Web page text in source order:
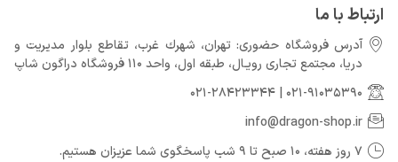
ارتباط با ما
آدرس فروشگاه حضوری: تهران، شهرك غرب، تقاطع بلوار مدیریت و
دريا، مجتمع تجارى رويـال، طبقه اول، واحد 110 فروشگاه دراگون شاپ
021-91035390
021-28423344
info@dragon-shop.ir
7 روز هفته، 10 صبح تا 9 شب پاسخگوی شما عزیزان هستیم.